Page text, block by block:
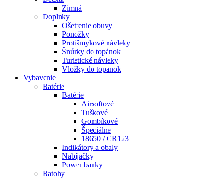
Zimná
Doplnky
Ošetrenie obuvy
Ponožky
Protišmykové návleky
Šnúrky do topánok
Turistické návleky
Vložky do topánok
Vybavenie
Batérie
Batérie
Airsoftové
Tuškové
Gombíkové
Špeciálne
18650 / CR123
Indikátory a obaly
Nabíjačky
Power banky
Batohy